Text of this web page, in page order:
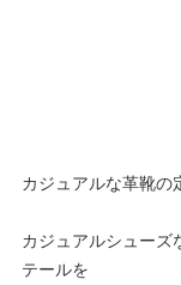
カジュアルな革靴
カジュアルシューズ
テールを